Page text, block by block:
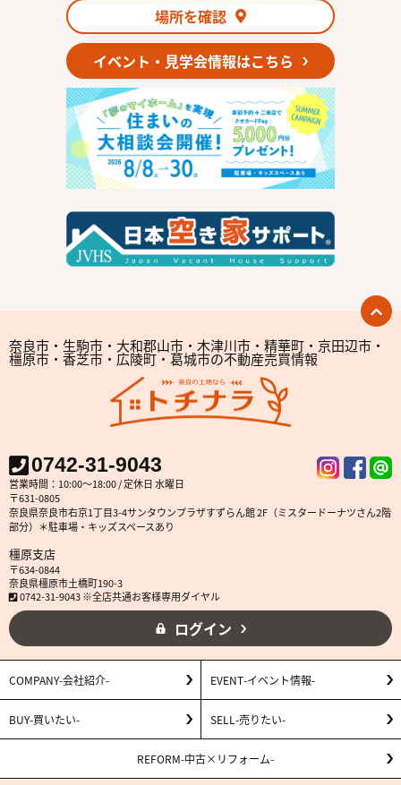
場所を確認
イベント・見学会情報はこちら
奈良市・生駒市・大和郡山市・木津川市・精華町・京田辺市・
橿原市・香芝市・広陵町・葛城市の不動産売買情報
0742-31-9043
営業時間：10:00～18:00 / 定休日 水曜日
〒631-0805
奈良県奈良市右京1丁目3-4サンタウンプラザすずらん館 2F（ミスタードーナツさん2階
部分）＊駐車場・キッズスペースあり
橿原支店
〒634-0844
奈良県橿原市土橋町190-3
0742-31-9043 ※全店共通お客様専用ダイヤル
ログイン
COMPANY 会社紹介 EVENT イベント情報
BUY 買いたい SELL 売りたい
REFORM 中古×リフォーム